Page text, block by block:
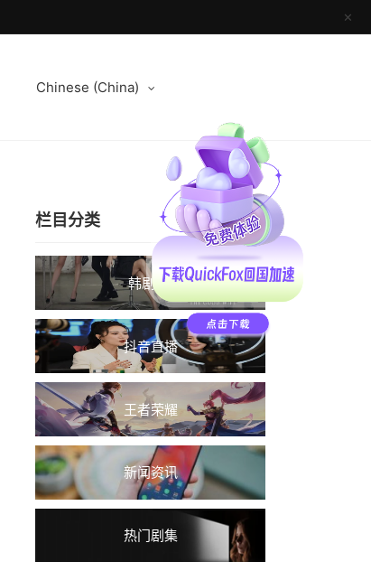
✕
Chinese (China)
栏目分类
韩剧TV
抖音直播
王者荣耀
新闻资讯
热门剧集